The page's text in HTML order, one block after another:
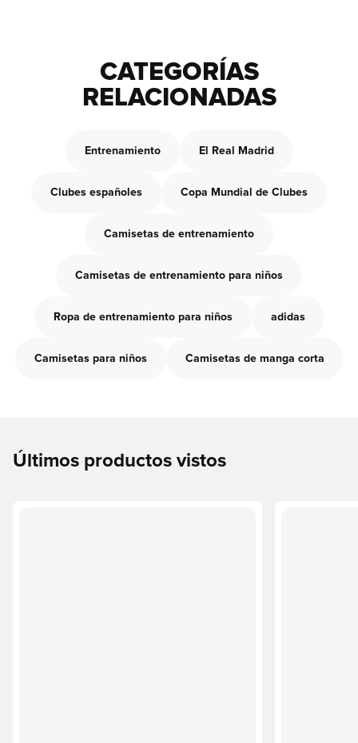
CATEGORÍAS
RELACIONADAS
Entrenamiento El Real Madrid
Clubes españoles Copa Mundial de Clubes
Camisetas de entrenamiento
Camisetas de entrenamiento para niños
Ropa de entrenamiento para niños adidas
Camisetas para niños Camisetas de manga corta
Últimos productos vistos